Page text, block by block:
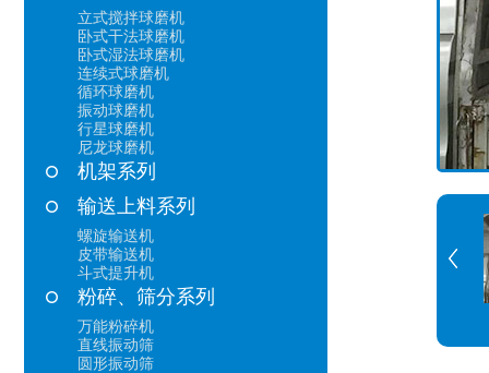
立式搅拌球磨机
卧式干法球磨机
卧式湿法球磨机
连续式球磨机
循环球磨机
振动球磨机
行星球磨机
尼龙球磨机
机架系列
输送上料系列
螺旋输送机
皮带输送机
斗式提升机
粉碎、筛分系列
万能粉碎机
直线振动筛
圆形振动筛